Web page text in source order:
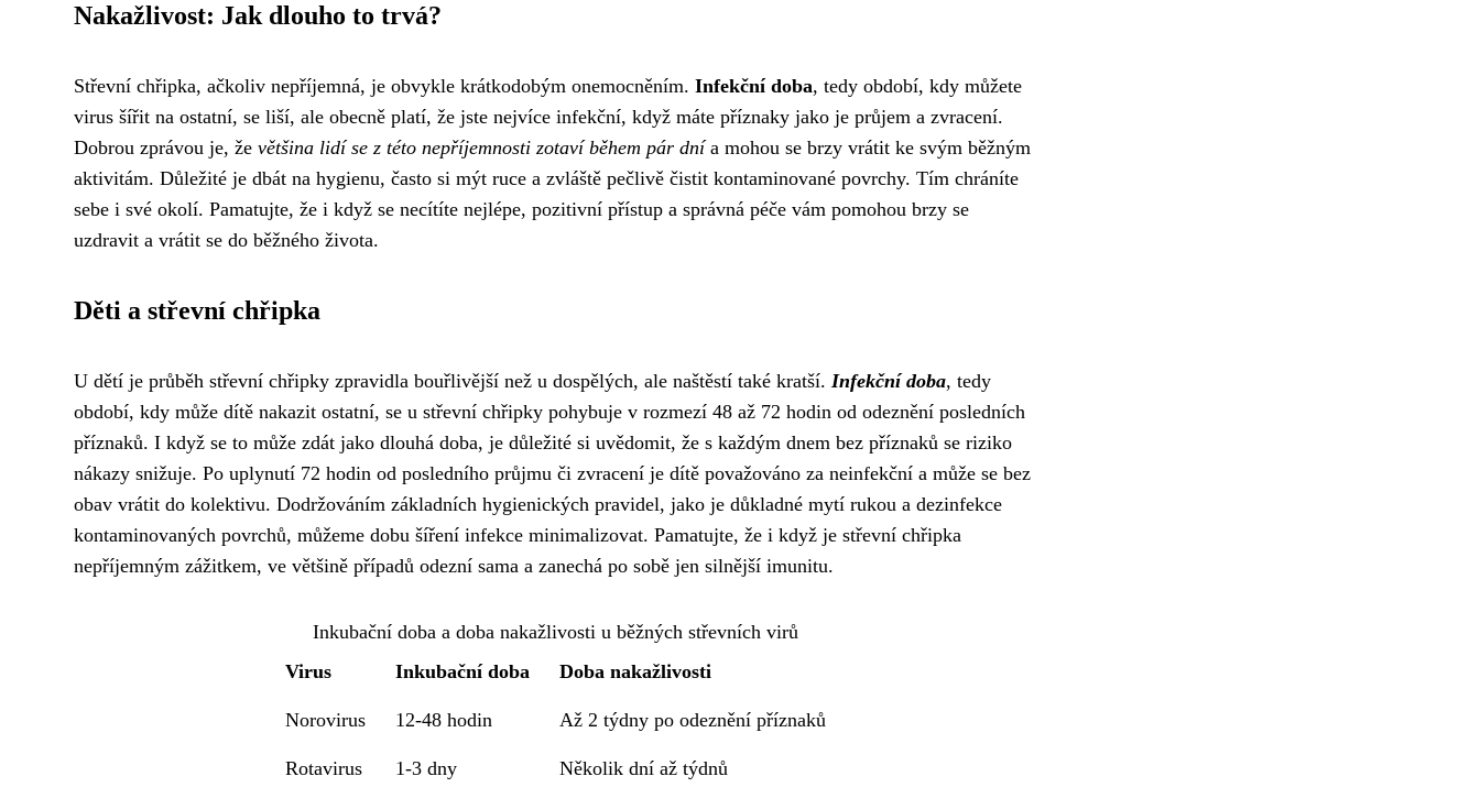
Nakažlivost: Jak dlouho to trvá?
Střevní chřipka, ačkoliv nepříjemná, je obvykle krátkodobým onemocněním. Infekční doba, tedy období, kdy můžete
virus šířit na ostatní, se liší, ale obecně platí, že jste nejvíce infekční, když máte příznaky jako je průjem a zvracení.
Dobrou zprávou je, že většina lidí se z této nepříjemnosti zotaví během pár dnía mohou se brzy vrátit ke svým běžným
aktivitám. Důležité je dbát na hygienu, často si mýt ruce a zvláště pečlivě čistit kontaminované povrchy. Tím chráníte
sebe i své okolí. Pamatujte, že i když se necítíte nejlépe, pozitivní přístup a správná péče vám pomohou brzy se
uzdravit a vrátit se do běžného života.
Děti a střevní chřipka
U dětí je průběh střevní chřipky zpravidla bouřlivější než u dospělých, ale naštěstí také kratší. Infekční doba, tedy
období, kdy může dítě nakazit ostatní, se u střevní chřipky pohybuje v rozmezí 48 až 72 hodin od odeznění posledních
příznaků. I když se to může zdát jako dlouhá doba, je důležité si uvědomit, že s každým dnem bez příznaků se riziko
nákazy snižuje. Po uplynutí 72 hodin od posledního průjmu či zvracení je dítě považováno za neinfekční a může se bez
obav vrátit do kolektivu. Dodržováním základních hygienických pravidel, jako je důkladné mytí rukou a dezinfekce
kontaminovaných povrchů, můžeme dobu šíření infekce minimalizovat. Pamatujte, že i když je střevní chřipka
nepříjemným zážitkem, ve většině případů odezní sama a zanechá po sobě jen silnější imunitu.
Inkubační doba a doba nakažlivosti u běžných střevních virů
Virus
Inkubační doba Doba nakažlivosti
Norovirus 12-48 hodin Až 2 týdny po odeznění příznaků
Rotavirus 1-3 dny Několik dní až týdnů